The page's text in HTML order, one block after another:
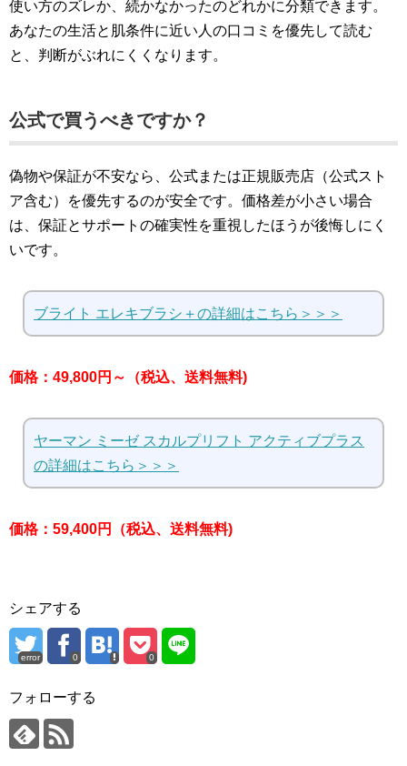
使い方のズレか、続かなかったのどれかに分類できます。
あなたの生活と肌条件に近い人の口コミを優先して読む
と、判断がぶれにくくなります。
公式で買うべきですか？
偽物や保証が不安なら、公式または正規販売店（公式スト
ア含む）を優先するのが安全です。価格差が小さい場合
は、保証とサポートの確実性を重視したほうが後悔しにく
いです。
ブライト エレキブラシ＋の詳細はこちら＞＞＞
価格：49,800円～（税込、送料無料)
ヤーマン ミーゼ スカルプリフト アクティブプラス
の詳細はこちら＞＞＞
価格：59,400円（税込、送料無料)
シェアする
error 0 0
フォローする